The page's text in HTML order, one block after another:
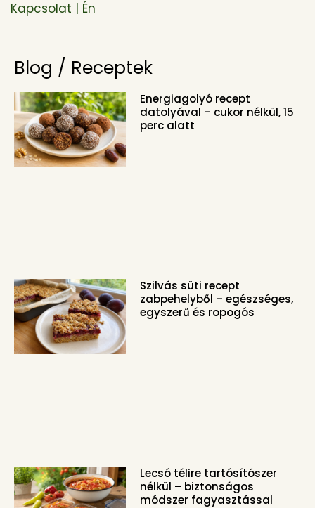
Kapcsolat | Én
Blog / Receptek
Energiagolyó recept
datolyával – cukor nélkül, 15
perc alatt
Szilvás süti recept
zabpehelyből – egészséges,
egyszerű és ropogós
Lecsó télire tartósítószer
nélkül – biztonságos
módszer fagyasztással